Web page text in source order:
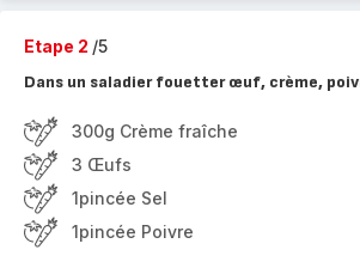
Etape 2 /5
Dans un saladier fouetter œuf, crème,
300g Crème fraîche
3 Œufs
1pincée Sel
1pincée Poivre